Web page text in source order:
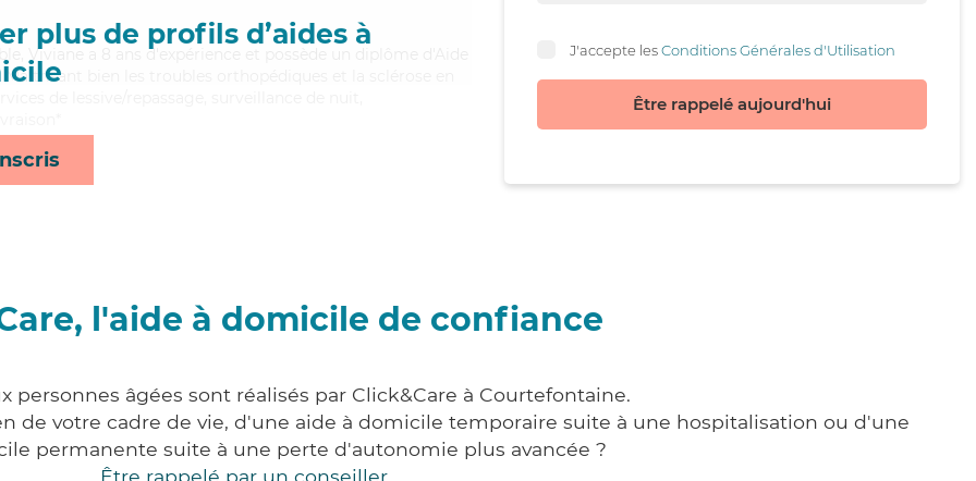
plus de profils d’aides à
Viviane a 8 ans d'expérience et possède un diplôme d'Aide
Maitrisant bien les troubles orthopédiques et la sclérose en
J'accepte lesConditions Générales d'Utilisation
Être rappelé aujourd'hui
l'aide à domicile de confiance
personnes âgées sont réalisés par Click&Care à Courtefontaine.
de votre cadre de vie, d'une aide à domicile temporaire suite à une hospitalisation ou d'une
permanente suite à une perte d'autonomie plus avancée ?
Être rappelé par un conseiller